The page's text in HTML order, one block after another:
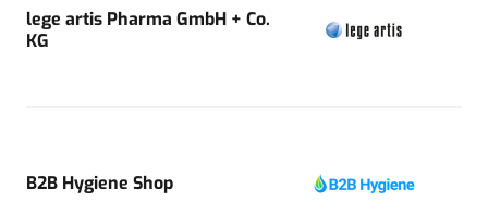
lege artis Pharma GmbH + Co.
KG
B2B Hygiene Shop